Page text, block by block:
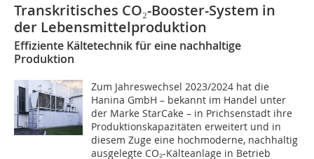
Transkritisches CO₂-Booster-System in
der Lebensmittelproduktion
Effiziente Kältetechnik für eine nachhaltige
Produktion
Zum Jahreswechsel 2023/2024 hat die
Hanina GmbH – bekannt im Handel unter
der Marke StarCake – in Prichsenstadt ihre
Produktionskapazitäten erweitert und in
diesem Zuge eine hochmoderne, nachhaltig
ausgelegte CO₂-Kälteanlage in Betrieb